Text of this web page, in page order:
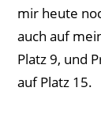
mir heute
auch auf
Platz 9, und
auf Platz 15.